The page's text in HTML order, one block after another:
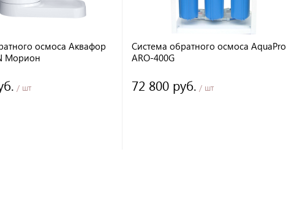
осмоса Аквафор
Морион
/ шт
Система обратного осмоса AquaPro
ARO-400G
72 800 руб. / шт